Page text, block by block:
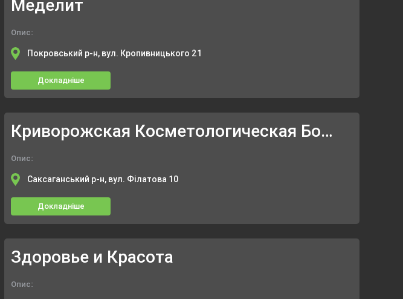
Меделит
Опис:
Покровський р-н, вул. Кропивницького 21
Докладніше
Криворожская Косметологическая Больница
Опис:
Саксаганський р-н, вул. Філатова 10
Докладніше
Здоровье и Красота
Опис: